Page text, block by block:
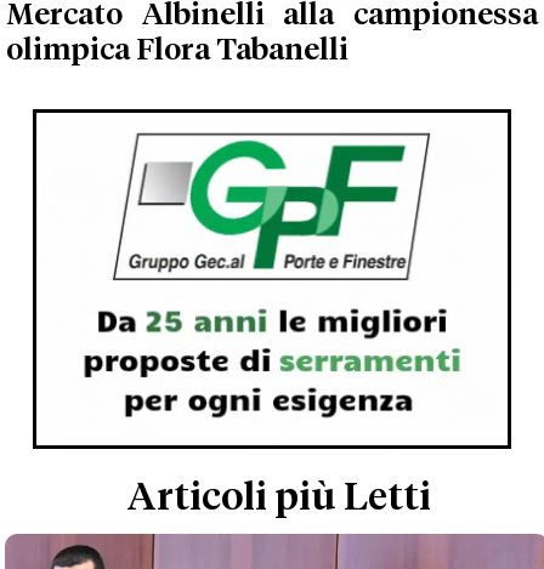
Mercato Albinelli alla campionessa
olimpica Flora Tabanelli
Articoli più Letti